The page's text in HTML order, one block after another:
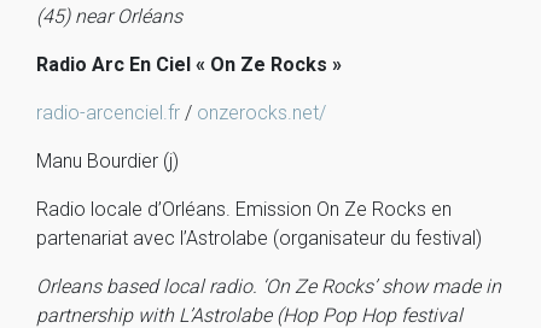
(45) near Orléans
Radio Arc En Ciel « On Ze Rocks »
radio-arcenciel.fr / onzerocks.net/
Manu Bourdier (j)
Radio locale d’Orléans. Emission On Ze Rocks en
partenariat avec l’Astrolabe (organisateur du festival)
Orleans based local radio. ‘On Ze Rocks’ show made in
partnership with L’Astrolabe (Hop Pop Hop festival